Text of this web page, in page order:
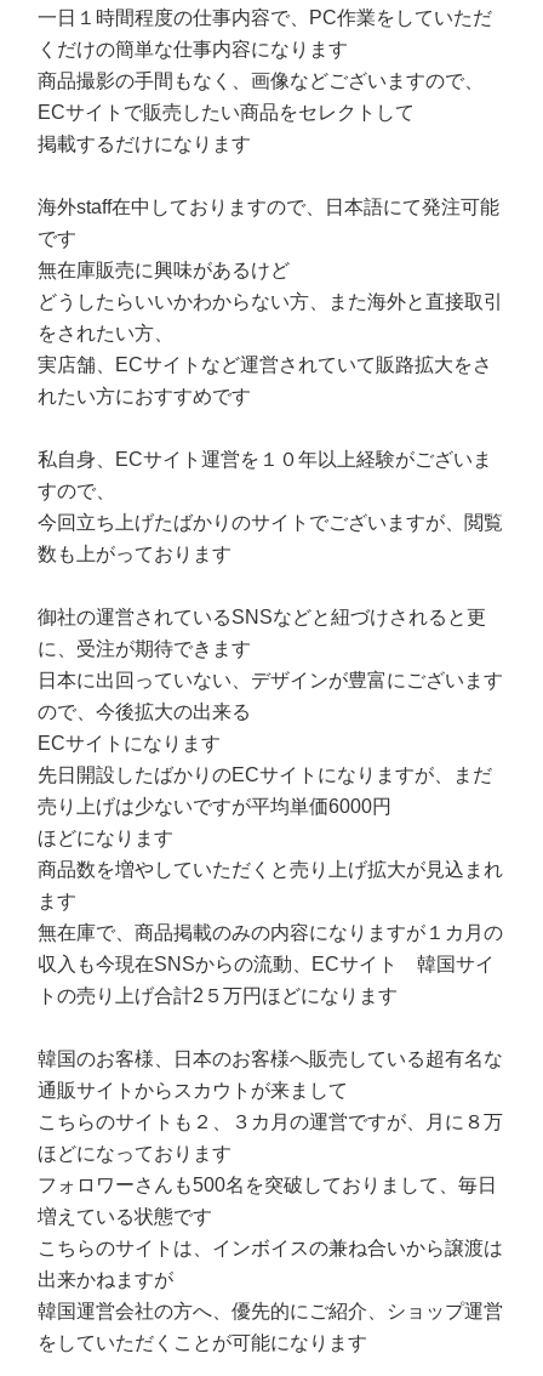
一日１時間程度の仕事内容で、PC作業をしていただ
くだけの簡単な仕事内容になります
商品撮影の手間もなく、画像などございますので、
ECサイトで販売したい商品をセレクトして
掲載するだけになります
海外staff在中しておりますので、日本語にて発注可能
です
無在庫販売に興味があるけど
どうしたらいいかわからない方、また海外と直接取引
をされたい方、
実店舗、ECサイトなど運営されていて販路拡大をさ
れたい方におすすめです
私自身、ECサイト運営を１０年以上経験がございま
すので、
今回立ち上げたばかりのサイトでございますが、閲覧
数も上がっております
御社の運営されているSNSなどと紐づけされると更
に、受注が期待できます
日本に出回っていない、デザインが豊富にございます
ので、今後拡大の出来る
ECサイトになります
先日開設したばかりのECサイトになりますが、まだ
売り上げは少ないですが平均単価6000円
ほどになります
商品数を増やしていただくと売り上げ拡大が見込まれ
ます
無在庫で、商品掲載のみの内容になりますが１カ月の
収入も今現在SNSからの流動、ECサイト 韓国サイ
トの売り上げ合計2５万円ほどになります
韓国のお客様、日本のお客様へ販売している超有名な
通販サイトからスカウトが来まして
こちらのサイトも２、３カ月の運営ですが、月に８万
ほどになっております
フォロワーさんも500名を突破しておりまして、毎日
増えている状態です
こちらのサイトは、インボイスの兼ね合いから譲渡は
出来かねますが
韓国運営会社の方へ、優先的にご紹介、ショップ運営
をしていただくことが可能になります